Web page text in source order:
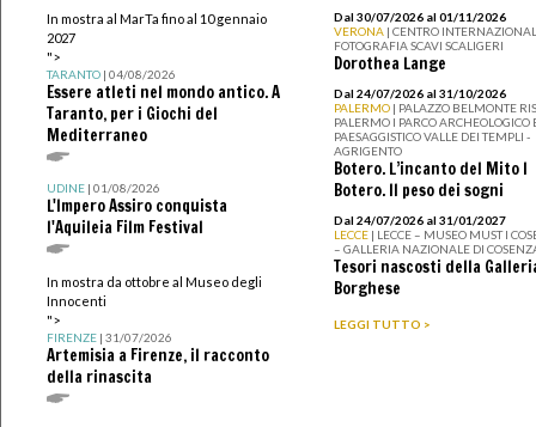
In mostra al MarTa fino al 10 gennaio
2027
">
TARANTO| 04/08/2026
Essere atleti nel mondo antico. A
Taranto, per i Giochi del
Mediterraneo
UDINE| 01/08/2026
L'Impero Assiro conquista
l'Aquileia Film Festival
In mostra da ottobre al Museo degli
Innocenti
">
FIRENZE| 31/07/2026
Artemisia a Firenze, il racconto
della rinascita
Dal 30/07/2026 al 01/11/2026
VERONA | CENTRO
FOTOGRAFIA SCAVI SCALIGERI
Dorothea Lange
Dal 24/07/2026 al 31/10/2026
PALERMO | PALAZZO BELMONTE
PALERMO I PARCO ARCHEOLOGICO
PAESAGGISTICO VALLE DEI TEMPLI -
AGRIGENTO
Botero. L’incanto del Mito I
Botero. Il peso dei sogni
Dal 24/07/2026 al 31/01/2027
LECCE | LECCE – MUSEO MUST I
– GALLERIA NAZIONALE DI
Tesori nascosti della
Borghese
LEGGI TUTTO >